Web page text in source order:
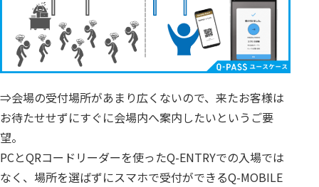
⇒会場の受付場所があまり広くないので、来たお客様は
お待たせせずにすぐに会場内へ案内したいというご要
望。
PCとQRコードリーダーを使ったQ-ENTRYでの入場では
なく、場所を選ばずにスマホで受付ができるQ-MOBILE